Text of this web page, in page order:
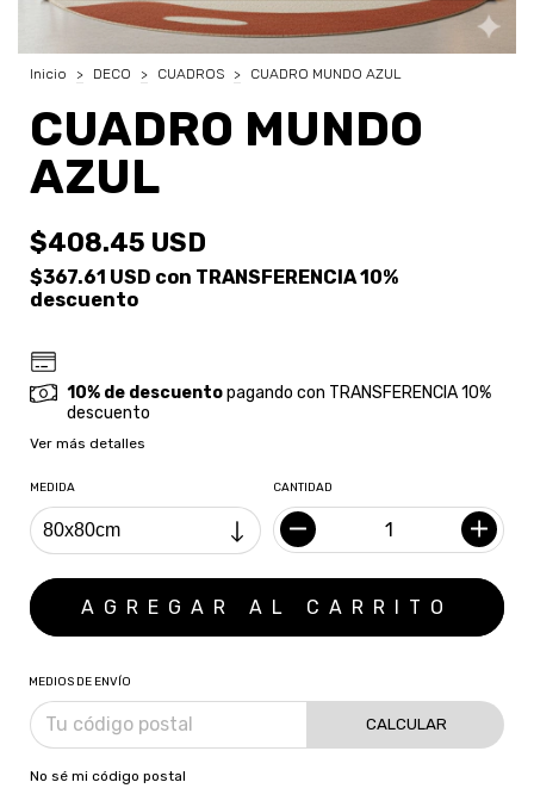
Inicio > DECO > CUADROS > CUADRO MUNDO AZUL
CUADRO MUNDO
AZUL
$408.45 USD
$367.61 USD con TRANSFERENCIA 10%
descuento
10% de descuentopagando con TRANSFERENCIA 10%
descuento
Ver más detalles
MEDIDA CANTIDAD
MEDIOS DE ENVÍO
CALCULAR
No sé mi código postal